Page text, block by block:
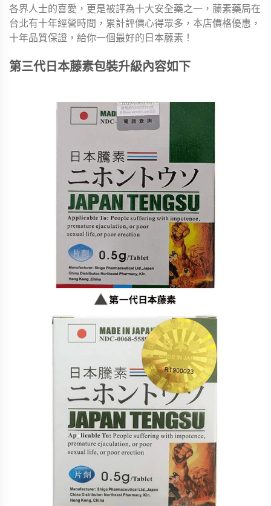
各界人士的喜愛，更是被評為十大安全藥之一，藤素藥局在
台北有十年經營時間，累計評價心得眾多，本店價格優惠，
十年品質保證，給你一個最好的日本藤素！
第三代日本藤素包裝升級內容如下